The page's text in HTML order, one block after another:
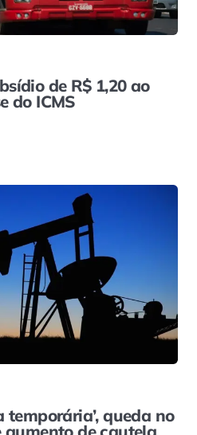
de R$ 1,20 ao
do ICMS
temporária’, queda no
aumento de cautela